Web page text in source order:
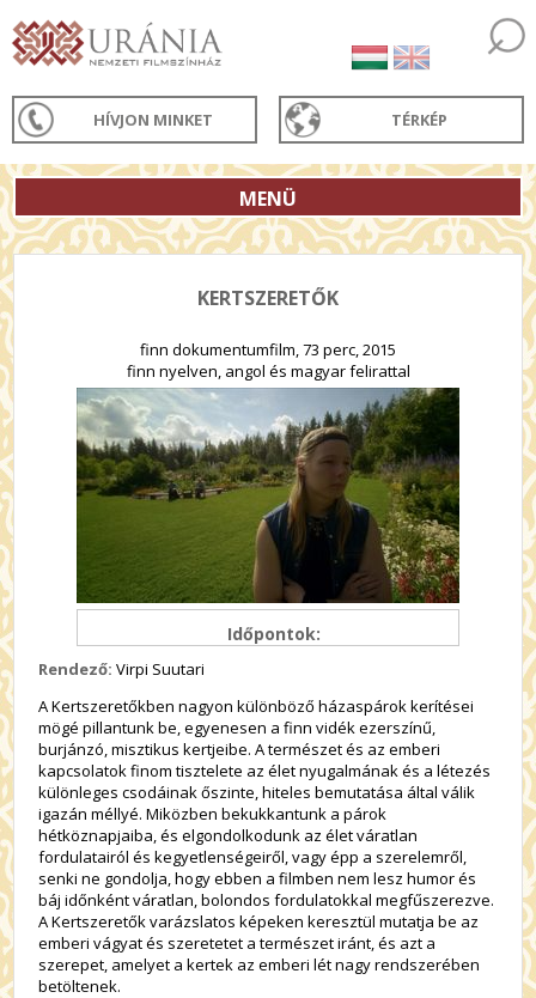
HÍVJON MINKET TÉRKÉP
MENÜ
KERTSZERETŐK
finn dokumentumfilm, 73 perc, 2015
finn nyelven, angol és magyar felirattal
Időpontok:
Rendező: Virpi Suutari
A Kertszeretőkben nagyon különböző házaspárok kerítései
mögé pillantunk be, egyenesen a finn vidék ezerszínű,
burjánzó, misztikus kertjeibe. A természet és az emberi
kapcsolatok finom tisztelete az élet nyugalmának és a létezés
különleges csodáinak őszinte, hiteles bemutatása által válik
igazán méllyé. Miközben bekukkantunk a párok
hétköznapjaiba, és elgondolkodunk az élet váratlan
fordulatairól és kegyetlenségeiről, vagy épp a szerelemről,
senki ne gondolja, hogy ebben a filmben nem lesz humor és
báj időnként váratlan, bolondos fordulatokkal megfűszerezve.
A Kertszeretők varázslatos képeken keresztül mutatja be az
emberi vágyat és szeretetet a természet iránt, és azt a
szerepet, amelyet a kertek az emberi lét nagy rendszerében
betöltenek.